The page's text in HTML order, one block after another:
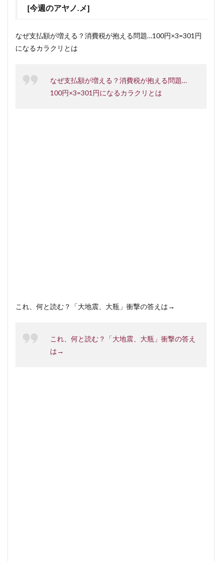
[今週のアヤノ.メ]
なぜ支払額が増える？消費税が抱える問題…100円×3=301円
になるカラクリとは
なぜ支払額が増える？消費税が抱える問題…
100円×3=301円になるカラクリとは
これ、何と読む？「大地震、大瓶」衝撃の答えは→
これ、何と読む？「大地震、大瓶」衝撃の答え
は→